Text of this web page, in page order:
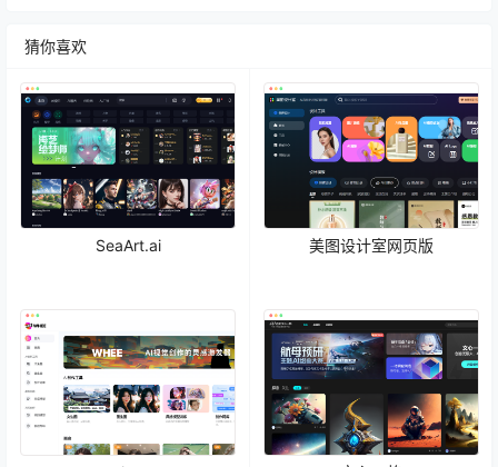
猜你喜欢
SeaArt.ai 美图设计室网页版